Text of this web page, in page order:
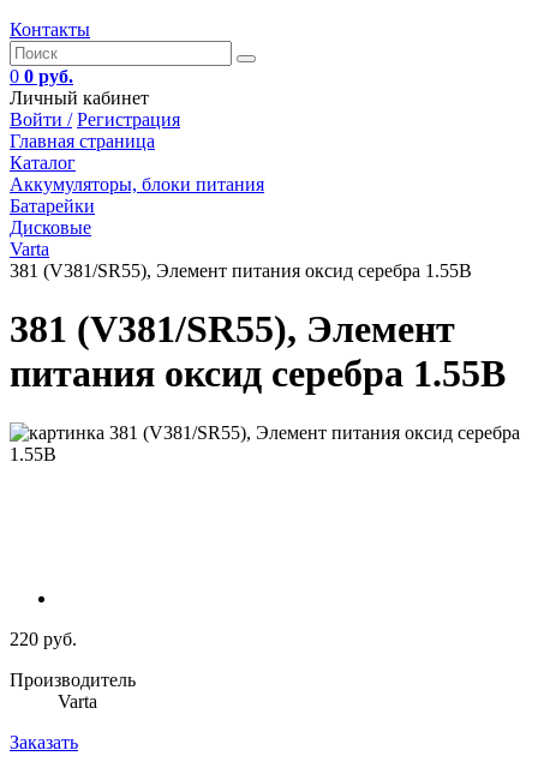
Контакты
0 0 руб.
Личный кабинет
Войти / Регистрация
Главная страница
Каталог
Аккумуляторы, блоки питания
Батарейки
Дисковые
Varta
381 (V381/SR55), Элемент питания оксид серебра 1.55В
381 (V381/SR55), Элемент
питания оксид серебра 1.55В
220 руб.
Производитель
Varta
Заказать